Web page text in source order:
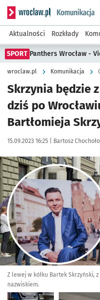
Serwis informacyjny
Aktualności Rozkłady
SPORT Panthers Wrocław -
wroclaw.pl Komunikacja
Skrzynia będzie
dziś po
Bartłomieja
Data publikacji:
15.09.2023 16:25 | Autor:
Bartosz
Kliknij, aby zobaczyć galerię
Z lewej w kółku Bartek Skrzyński,
nazwiskiem.